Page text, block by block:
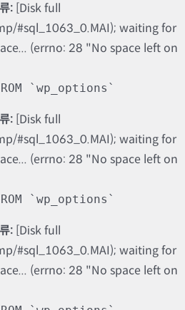
: [Disk full
#sql_1063_0.MAI); waiting for
(errno: 28 "No space left on
`wp_options`
: [Disk full
#sql_1063_0.MAI); waiting for
(errno: 28 "No space left on
`wp_options`
: [Disk full
#sql_1063_0.MAI); waiting for
(errno: 28 "No space left on